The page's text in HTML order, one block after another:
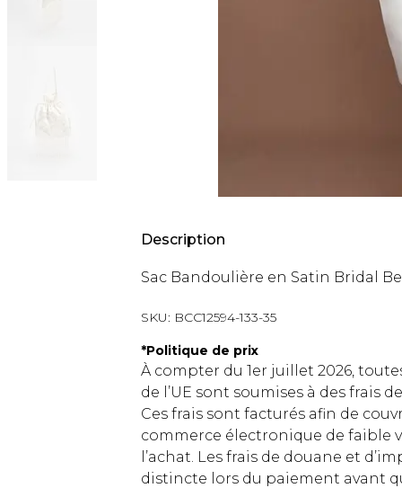
Description
Sac Bandoulière en Satin Bridal
SKU: BCC12594-133-35
*Politique de prix
À compter du 1er juillet 2026,
de l’UE sont soumises à des frais
Ces frais sont facturés afin de
commerce électronique de faible
l’achat. Les frais de douane et
distincte lors du paiement avant